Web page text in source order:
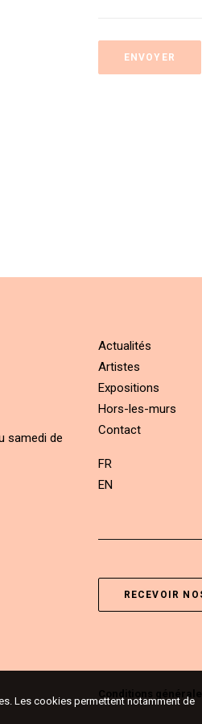
samedi de
Actualités
Artistes
Expositions
Hors-les-murs
Contact
FR
EN
RECEVOIR
Conditions
Les cookies permettent notamment de